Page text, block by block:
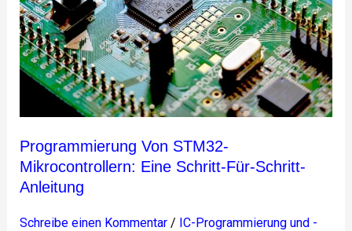
Programmierung Von STM32-
Mikrocontrollern: Eine Schritt-Für-Schritt-
Anleitung
Schreibe einen Kommentar / IC-Programmierung und -
Schritt-
für-
Schritt-
Anleitung